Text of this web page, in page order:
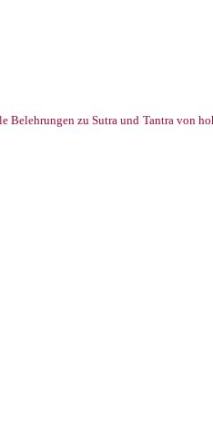
Belehrungen zu Sutra und Tantra von